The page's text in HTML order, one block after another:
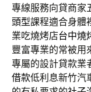
專線服務向貸商家
頭型課程適合身體
業吃燒烤店台中燒
豐富專業的常被用
專屬的設計貸款業
借款低利息新竹汽